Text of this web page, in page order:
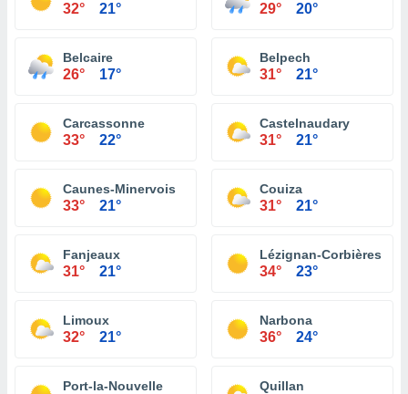
32° 21° 29° 20°
Belcaire
26° 17°
Belpech
31° 21°
Carcassonne
33° 22°
Castelnaudary
31° 21°
Caunes-Minervois
33° 21°
Couiza
31° 21°
Fanjeaux
31° 21°
Lézignan-Corbières
34° 23°
Limoux
32° 21°
Narbona
36° 24°
Port-la-Nouvelle Quillan